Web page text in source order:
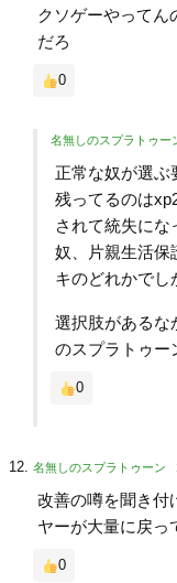
クソゲーやってん
だろ
0
名無しのスプラトゥー
正常な奴が選ぶ
残ってるのは
されて統失にな
奴、片親生活保
キのどれかでし
選択肢があるな
のスプラトゥー
0
名無しのスプラトゥーン
改善の噂を聞き付
ヤーが大量に戻っ
0